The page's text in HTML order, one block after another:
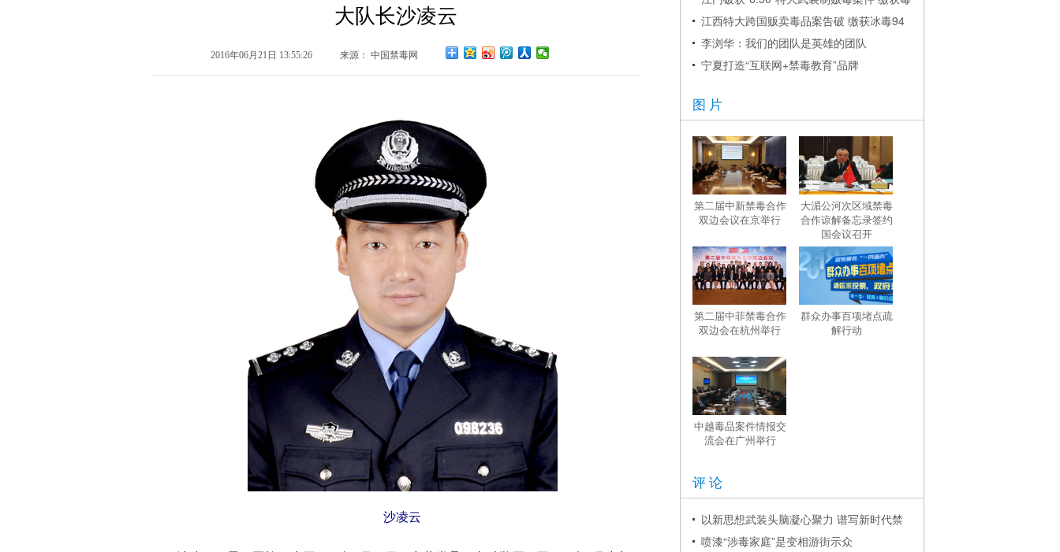
大队长沙凌云
2016年06月21日 13:55:26 来源： 中国禁毒网
沙凌云